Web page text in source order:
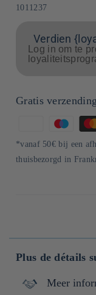
SKU:
1011237
Verdien
Log in om te
Gratis verzending
Betaalmethoden
*vanaf 50€ bij een
thuisbezorgd in
Plus de détails
Meer